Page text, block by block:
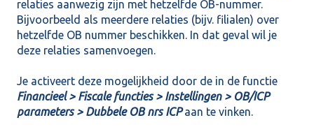
relaties aanwezig zijn met hetzelfde OB-nummer.
Bijvoorbeeld als meerdere relaties (bijv. filialen) over
hetzelfde OB nummer beschikken. In dat geval wil je
deze relaties samenvoegen.
Je activeert deze mogelijkheid door de in de functie
Financieel > Fiscale functies > Instellingen > OB/ICP
parameters > Dubbele OB nrs ICPaan te vinken.